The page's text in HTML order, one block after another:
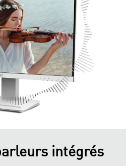
intégrés